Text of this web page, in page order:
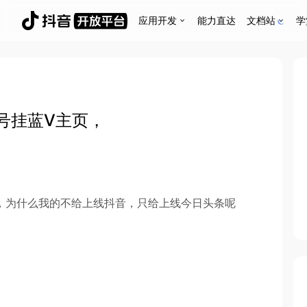
应用开发 能力直达 文档站
挂蓝V主页，
什么我的不给上线抖音，只给上线今日头条呢